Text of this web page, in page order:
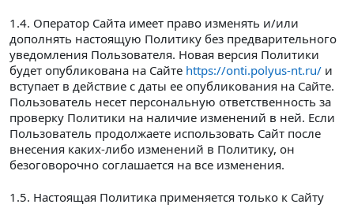
1.4. Оператор Сайта имеет право изменять и/или
дополнять настоящую Политику без предварительного
уведомления Пользователя. Новая версия Политики
будет опубликована на Сайте https://onti.polyus-nt.ru/ и
вступает в действие с даты ее опубликования на Сайте.
Пользователь несет персональную ответственность за
проверку Политики на наличие изменений в ней. Если
Пользователь продолжаете использовать Сайт после
внесения каких-либо изменений в Политику, он
безоговорочно соглашается на все изменения.
1.5. Настоящая Политика применяется только к Сайту